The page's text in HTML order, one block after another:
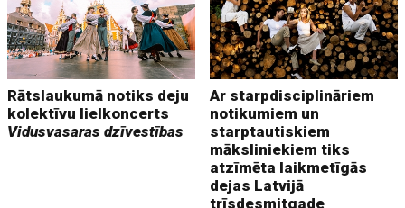
Rātslaukumā notiks deju
kolektīvu lielkoncerts
Vidusvasaras dzīvestības
Ar starpdisciplināriem
notikumiem un
starptautiskiem
māksliniekiem tiks
atzīmēta laikmetīgās
dejas Latvijā
trīsdesmitgade